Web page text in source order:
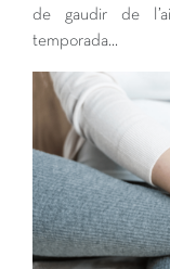
de gaudir de
temporada…